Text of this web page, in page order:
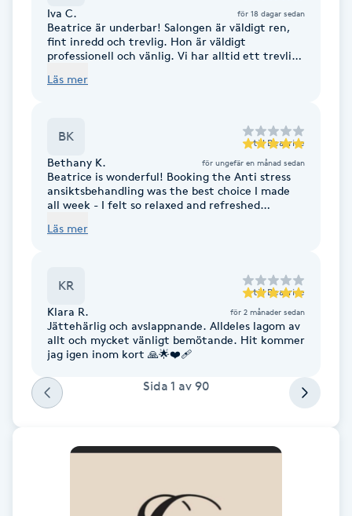
Enzympeeling
Extensions
Eyeliner-tatuering
Face framing
Fet hårbotten
Fettreducering
Fibromassage
Iva C. för 18 dagar sedan
Beatrice är underbar! Salongen är väldigt ren,
fint inredd och trevlig. Hon är väldigt
professionell och vänlig. Vi har alltid ett trevligt
har gjort två epileringar med henne hittills och
Läs mer
BK till Beatrice
Bethany K. för ungefär en månad sedan
Beatrice is wonderful! Booking the Anti stress
ansiktsbehandling was the best choice I made
all week - I felt so relaxed and refreshed
Läs mer
KR till Beatrice
Klara R. för 2 månader sedan
Jättehärlig och avslappnande. Alldeles lagom av
allt och mycket vänligt bemötande. Hit kommer
jag igen inom kort 🙏🌟❤️‍🩹
Sida 1 av 90